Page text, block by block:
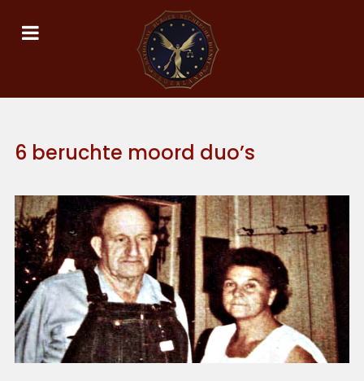
6 beruchte moord duo’s